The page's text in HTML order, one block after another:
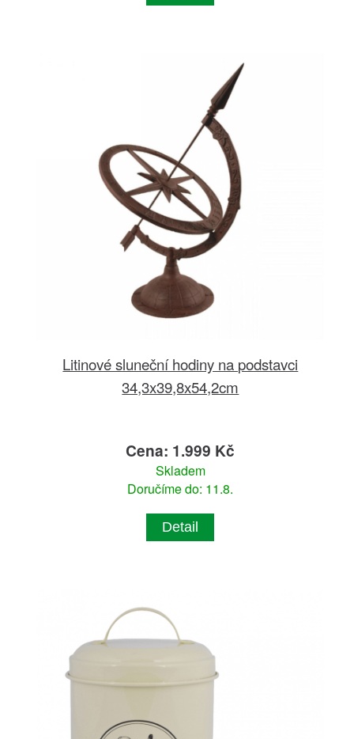
Litinové sluneční hodiny na podstavci
34,3x39,8x54,2cm
Cena: 1.999 Kč
Skladem
Doručíme do: 11.8.
Detail